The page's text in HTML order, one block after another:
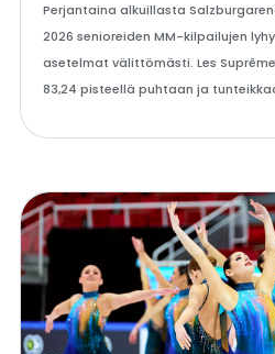
Perjantaina alkuillasta
2026 senioreiden MM-kilpailujen
asetelmat välittömästi. Les
83,24 pisteellä puhtaan ja